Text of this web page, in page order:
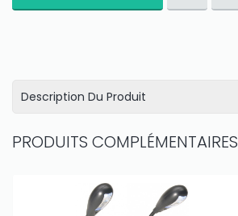
Description Du Produit
PRODUITS COMPLÉMENTAIRES